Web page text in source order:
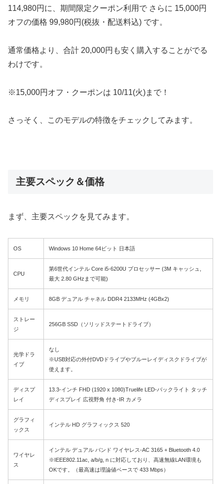
114,980円に、期間限定クーポン利用で さらに 15,000円
オフの価格 99,980円(税抜・配送料込) です。
通常価格より、合計 20,000円も安く購入することがでる
わけです。
※15,000円オフ・クーポンは 10/11(火)まで！
さっそく、このモデルの特徴をチェックしてみます。
主要スペック＆価格
まず、主要スペックを見てみます。
OS Windows 10 Home 64ビット 日本語
CPU
第6世代インテル Core i5-6200U プロセッサー (3M キャッシュ,
最大 2.80 GHzまで可能)
メモリ 8GB デュアル チャネル DDR4 2133MHz (4GBx2)
ストレー
ジ
256GB SSD（ソリッドステートドライブ）
光学ドラ
イブ
なし
※USB対応の外付DVDドライブやブルーレイディスクドライブが
使えます。
ディスプ
レイ
13.3-インチ FHD (1920 x 1080)Truelife LED-バックライト タッチ
ディスプレイ 広視野角 付き-IR カメラ
グラフィ
ックス
インテル HD グラフィックス 520
ワイヤレ
ス
インテル デュアル バンド ワイヤレス-AC 3165 + Bluetooth 4.0
※IEEE802.11ac, a/b/g, n に対応しており、高速無線LAN環境も
OKです。（最高速は理論値ベースで 433 Mbps）